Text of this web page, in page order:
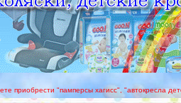
приобрести "памперсы хагисс", "автокресла